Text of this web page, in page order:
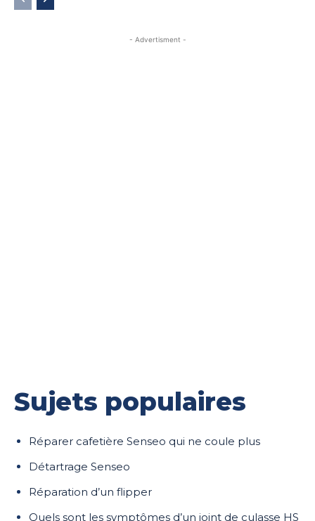
- Advertisment -
Sujets populaires
Réparer cafetière Senseo qui ne coule plus
Détartrage Senseo
Réparation d’un flipper
Quels sont les symptômes d’un joint de culasse HS